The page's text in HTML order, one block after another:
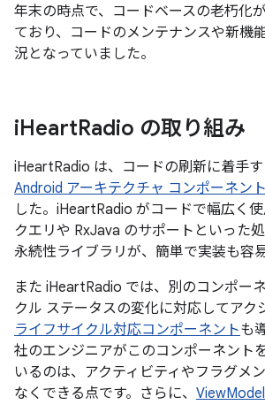
年末の時点で、コードベースの老朽化
ており、コードのメンテナンスや新機
況となっていました。
iHeartRadio の取り組み
iHeartRadio は、コードの刷新に着手す
Android アーキテクチャ コンポーネント
した。iHeartRadio がコードで幅広く
クエリや RxJava のサポートといった
永続性ライブラリが、簡単で実装も容
また iHeartRadio では、別のコンポー
クル ステータスの変化に対応してアク
ライフサイクル対応コンポーネントも
社のエンジニアがこのコンポーネント
いるのは、アクティビティやフラグメ
なくできる点です。さらに、 ViewModel